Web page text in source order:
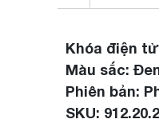
Khóa điện
Màu sắc:
Phiên bản:
SKU: